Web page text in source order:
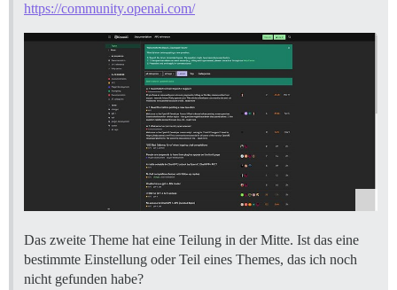
https://community.openai.com/
Das zweite Theme hat eine Teilung in der Mitte. Ist das eine
bestimmte Einstellung oder Teil eines Themes, das ich noch
nicht gefunden habe?